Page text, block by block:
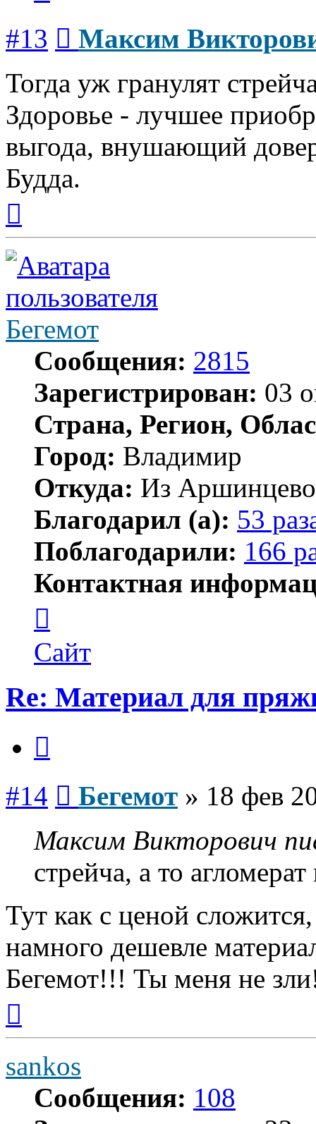
#13
Максим
Тогда уж гранулят
Здоровье - лучшее
выгода, внушающий
Будда.
началу
Бегемот
Сообщения: 2815
Зарегистрирован: 03
Страна, Регион,
Город: Владимир
Откуда: Из
Благодарил (а): 53
Поблагодарили: 166
Контактная
пользователя
Бегемот
Сайт
Re: Материал для
#14 Бегемот » 18 фев
Максим Викторович
стрейча, а то
Тут как с ценой
намного дешевле
Бегемот!!! Ты меня не
началу
sankos
Сообщения: 108